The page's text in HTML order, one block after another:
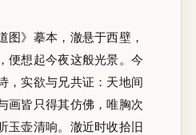
图》摹本，澈悬于西壁，
便想起今夜这般光景。今
，实欲与兄共证：天地间
画皆只得其仿佛，唯胸次
玉壶清响。澈近时收拾旧